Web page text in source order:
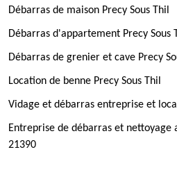
Débarras de maison Precy Sous Thil
Débarras d'appartement Precy Sous
Débarras de grenier et cave Precy
Location de benne Precy Sous Thil
Vidage et débarras entreprise et
Entreprise de débarras et nettoyage
21390